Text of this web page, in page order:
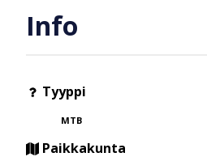
Info
Tyyppi
MTB
Paikkakunta